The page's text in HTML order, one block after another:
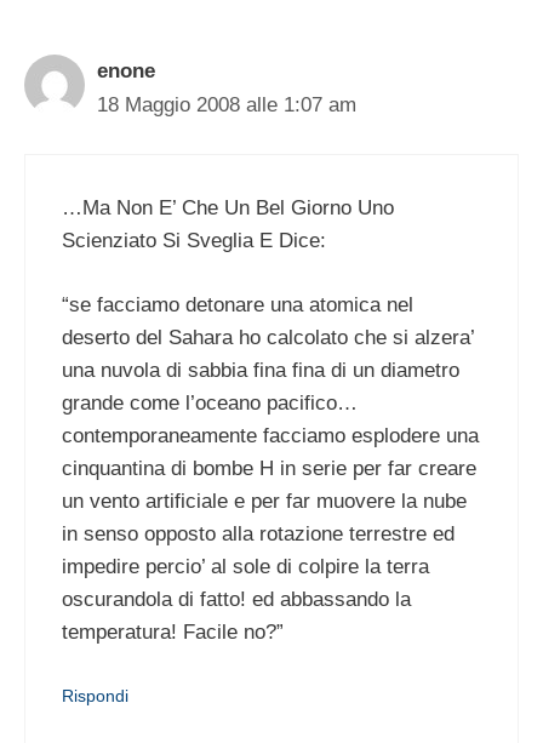
enone
18 Maggio 2008 alle 1:07 am
…Ma Non E’ Che Un Bel Giorno Uno
Scienziato Si Sveglia E Dice:
“se facciamo detonare una atomica nel
deserto del Sahara ho calcolato che si alzera’
una nuvola di sabbia fina fina di un diametro
grande come l’oceano pacifico…
contemporaneamente facciamo esplodere una
cinquantina di bombe H in serie per far creare
un vento artificiale e per far muovere la nube
in senso opposto alla rotazione terrestre ed
impedire percio’ al sole di colpire la terra
oscurandola di fatto! ed abbassando la
temperatura! Facile no?”
Rispondi